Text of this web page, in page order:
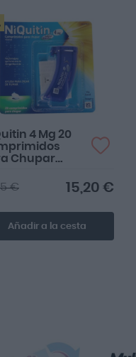
4 Mg 20
Chupar
15,20 €
€
Añadir a la cesta